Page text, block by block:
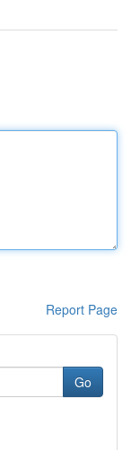
Report Page
Go